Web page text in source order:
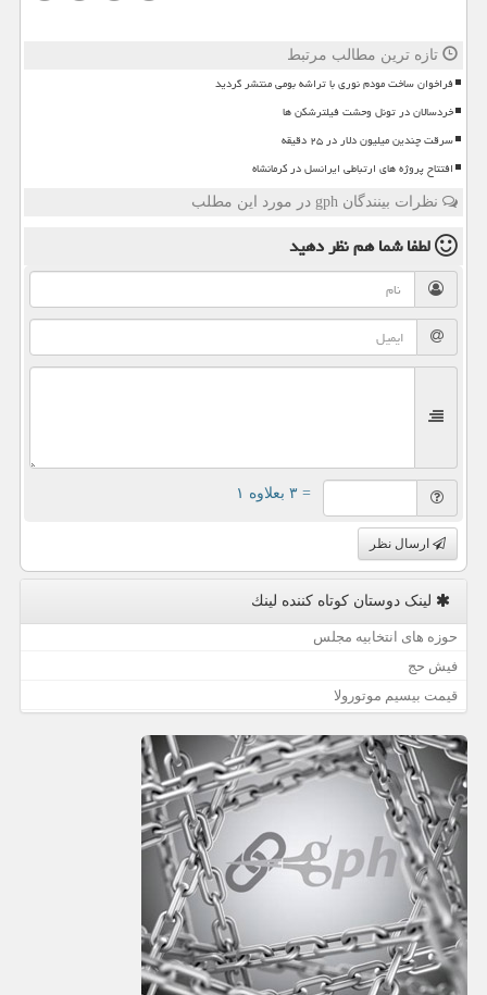
تازه ترین مطالب مرتبط
فراخوان ساخت مودم نوری با تراشه بومی منتشر گردید
خردسالان در تونل وحشت فیلترشکن ها
سرقت چندین میلیون دلار در ۲۵ دقیقه
افتتاح پروژه های ارتباطی ایرانسل در کرمانشاه
نظرات بینندگان gph در مورد این مطلب
لطفا شما همنظر دهید
= ۳ بعلاوه ۱
ارسال نظر
لینک دوستان كوتاه كننده لینك
حوزه های انتخابیه مجلس
فیش حج
قیمت بیسیم موتورولا